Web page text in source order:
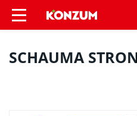
SCHAUMA
SCHAUMA